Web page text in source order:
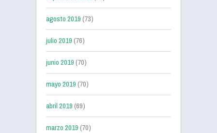
agosto 2019(73)
julio 2019(76)
junio 2019(70)
mayo 2019(70)
abril 2019(69)
marzo 2019(70)